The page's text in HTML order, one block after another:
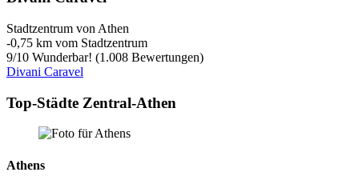
Stadtzentrum von Athen
‐0,75 km vom Stadtzentrum
9/10 Wunderbar! (1.008 Bewertungen)
Divani Caravel
Top-Städte Zentral-Athen
Athens